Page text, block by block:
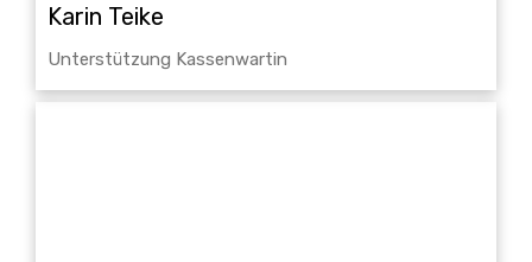
Karin Teike
Unterstützung Kassenwartin